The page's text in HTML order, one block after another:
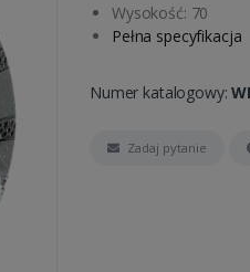
Wysokość: 70
Pełna specyfikacja
Numer katalogowy:
Zadaj pytanie